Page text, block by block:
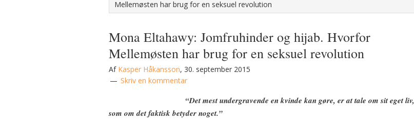
Mellemøsten har brug for en seksuel revolution
Mona Eltahawy: Jomfruhinder og hijab. Hvorfor
Mellemøsten har brug for en seksuel revolution
Af Kasper Håkansson, 30. september 2015
Skriv en kommentar
“Det mest undergravende en kvinde kan gøre, er at tale om sit eget liv,
som om det faktisk betyder noget.”